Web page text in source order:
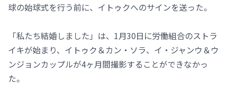
球の始球式を行う前に、イトゥクへのサインを送った。
「私たち結婚しました」は、1月30日に労働組合のストラ
イキが始まり、イトゥク＆カン・ソラ、イ・ジャンウ＆ウ
ンジョンカップルが4ヶ月間撮影することができなかっ
た。